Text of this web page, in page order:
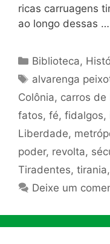
ricas carruagens
ao longo dessas …
Categorias
Biblioteca,
Tags
alvarenga
Colônia, carros de
fatos, fé, fidalgos,
Liberdade,
poder, revolta,
Tiradentes, tirania,
Deixe um